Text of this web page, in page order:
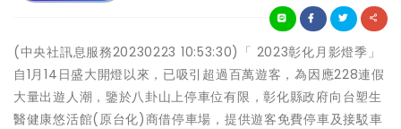
(中央社訊息服務20230223 10:53:30)「 2023彰化月影燈季」
自1月14日盛大開燈以來，已吸引超過百萬遊客，為因應228連假
大量出遊人潮，鑒於八卦山上停車位有限，彰化縣政府向台塑生
醫健康悠活館(原台化)商借停車場，提供遊客免費停車及接駁車